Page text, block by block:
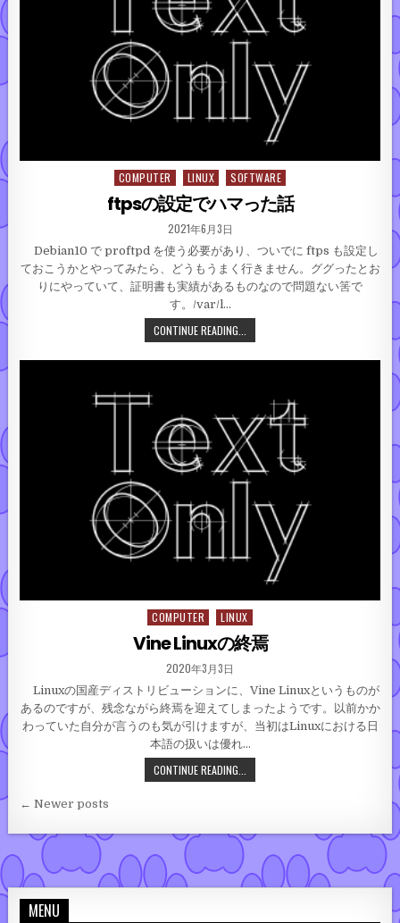
Posted in
COMPUTER LINUX SOFTWARE
ftpsの設定でハマった話
PUBLISHED DATE:
2021年6月3日
Debian10 で proftpd を使う必要があり、ついでに ftps も設定し
ておこうかとやってみたら、どうもうまく行きません。ググったとお
りにやっていて、証明書も実績があるものなので問題ない筈で
す。/var/l…
CONTINUE READING...
Posted in
COMPUTER LINUX
Vine Linuxの終焉
PUBLISHED DATE:
2020年3月3日
Linuxの国産ディストリビューションに、Vine Linuxというものが
あるのですが、残念ながら終焉を迎えてしまったようです。以前かか
わっていた自分が言うのも気が引けますが、当初はLinuxにおける日
本語の扱いは優れ…
CONTINUE READING...
投稿ナビゲーション
← Newer posts
MENU